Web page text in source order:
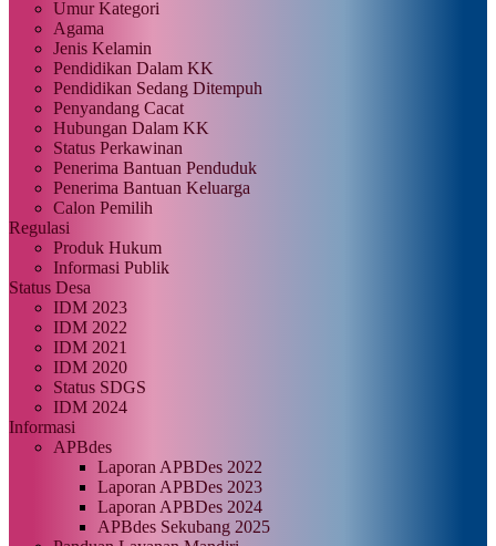
Umur Kategori
Agama
Jenis Kelamin
Pendidikan Dalam KK
Pendidikan Sedang Ditempuh
Penyandang Cacat
Hubungan Dalam KK
Status Perkawinan
Penerima Bantuan Penduduk
Penerima Bantuan Keluarga
Calon Pemilih
Regulasi
Produk Hukum
Informasi Publik
Status Desa
IDM 2023
IDM 2022
IDM 2021
IDM 2020
Status SDGS
IDM 2024
Informasi
APBdes
Laporan APBDes 2022
Laporan APBDes 2023
Laporan APBDes 2024
APBdes Sekubang 2025